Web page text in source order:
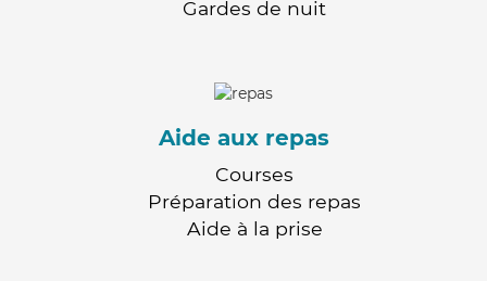
Gardes de nuit
Aide aux repas
Courses
Préparation des repas
Aide à la prise